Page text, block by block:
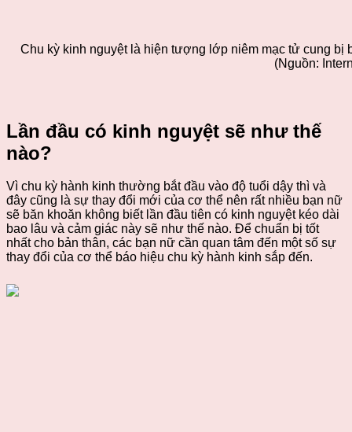
Chu kỳ kinh nguyệt là hiện tượng lớp niêm mạc tử cung bị
(Nguồn:
Lần đầu có kinh nguyệt sẽ như thế
nào?
Vì chu kỳ hành kinh thường bắt đầu vào độ tuổi dậy thì và
đây cũng là sự thay đổi mới của cơ thể nên rất nhiều bạn nữ
sẽ băn khoăn không biết lần đầu tiên có kinh nguyệt kéo dài
bao lâu và cảm giác này sẽ như thế nào. Để chuẩn bị tốt
nhất cho bản thân, các bạn nữ cần quan tâm đến một số sự
thay đổi của cơ thể báo hiệu chu kỳ hành kinh sắp đến.